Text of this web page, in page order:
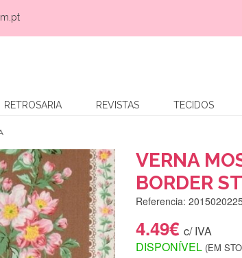
RETROSARIA REVISTAS TECIDOS
VERNA
BORDER
Referencia:
4.49€ c/ IVA
DISPONÍVEL (EM